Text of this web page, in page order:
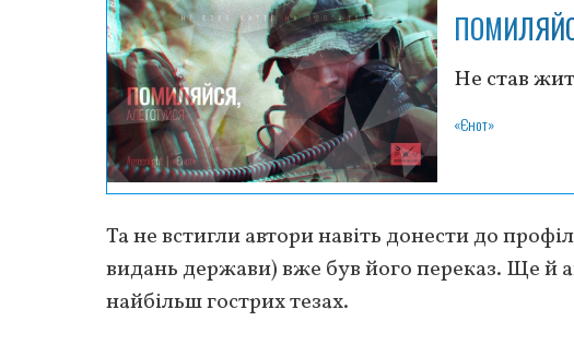
Не став
«Єнот»
Та не встигли автори навіть донести до
видань держави) вже був його переказ. Ще й
найбільш гострих тезах.